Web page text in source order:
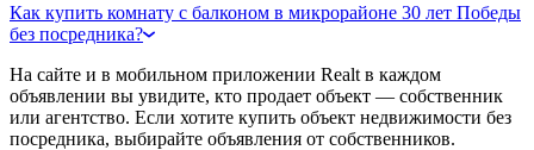
Как купить комнату с балконом в микрорайоне 30 лет Победы
без посредника?
На сайте и в мобильном приложении Realt в каждом
объявлении вы увидите, кто продает объект — собственник
или агентство. Если хотите купить объект недвижимости без
посредника, выбирайте объявления от собственников.